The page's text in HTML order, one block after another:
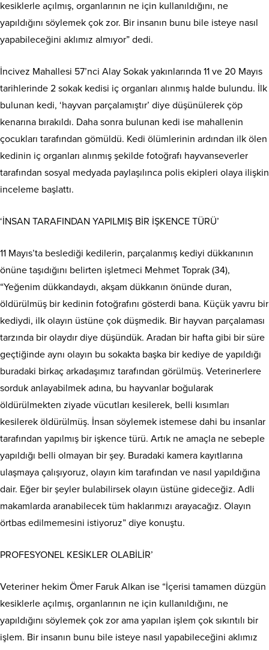
kesiklerle açılmış, organlarının ne için kullanıldığını, ne
yapıldığını söylemek çok zor. Bir insanın bunu bile isteye nasıl
yapabileceğini aklımız almıyor” dedi.
İncivez Mahallesi 57’nci Alay Sokak yakınlarında 11 ve 20 Mayıs
tarihlerinde 2 sokak kedisi iç organları alınmış halde bulundu. İlk
bulunan kedi, ‘hayvan parçalamıştır’ diye düşünülerek çöp
kenarına bırakıldı. Daha sonra bulunan kedi ise mahallenin
çocukları tarafından gömüldü. Kedi ölümlerinin ardından ilk ölen
kedinin iç organları alınmış şekilde fotoğrafı hayvanseverler
tarafından sosyal medyada paylaşılınca polis ekipleri olaya ilişkin
inceleme başlattı.
‘İNSAN TARAFINDAN YAPILMIŞ BİR İŞKENCE TÜRÜ’
11 Mayıs’ta beslediği kedilerin, parçalanmış kediyi dükkanının
önüne taşıdığını belirten işletmeci Mehmet Toprak (34),
“Yeğenim dükkandaydı, akşam dükkanın önünde duran,
öldürülmüş bir kedinin fotoğrafını gösterdi bana. Küçük yavru bir
kediydi, ilk olayın üstüne çok düşmedik. Bir hayvan parçalaması
tarzında bir olaydır diye düşündük. Aradan bir hafta gibi bir süre
geçtiğinde aynı olayın bu sokakta başka bir kediye de yapıldığı
buradaki birkaç arkadaşımız tarafından görülmüş. Veterinerlere
sorduk anlayabilmek adına, bu hayvanlar boğularak
öldürülmekten ziyade vücutları kesilerek, belli kısımları
kesilerek öldürülmüş. İnsan söylemek istemese dahi bu insanlar
tarafından yapılmış bir işkence türü. Artık ne amaçla ne sebeple
yapıldığı belli olmayan bir şey. Buradaki kamera kayıtlarına
ulaşmaya çalışıyoruz, olayın kim tarafından ve nasıl yapıldığına
dair. Eğer bir şeyler bulabilirsek olayın üstüne gideceğiz. Adli
makamlarda aranabilecek tüm haklarımızı arayacağız. Olayın
örtbas edilmemesini istiyoruz” diye konuştu.
PROFESYONEL KESİKLER OLABİLİR’
Veteriner hekim Ömer Faruk Alkan ise “İçerisi tamamen düzgün
kesiklerle açılmış, organlarının ne için kullanıldığını, ne
yapıldığını söylemek çok zor ama yapılan işlem çok sıkıntılı bir
işlem. Bir insanın bunu bile isteye nasıl yapabileceğini aklımız